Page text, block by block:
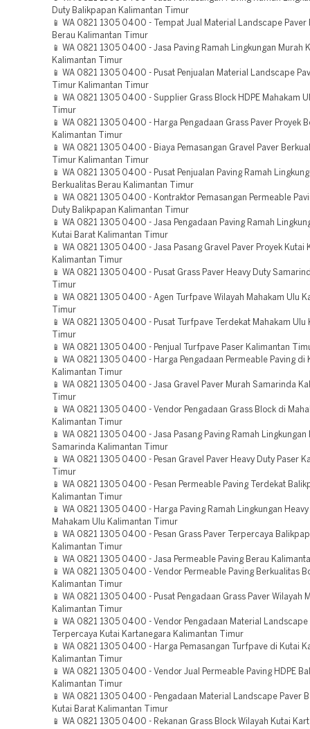
Duty Balikpapan Kalimantan Timur
📱 WA 0821 1305 0400 - Tempat Jual Material Landscape Paver
Berau Kalimantan Timur
📱 WA 0821 1305 0400 - Jasa Paving Ramah Lingkungan Murah
Kalimantan Timur
📱 WA 0821 1305 0400 - Pusat Penjualan Material Landscape
Timur Kalimantan Timur
📱 WA 0821 1305 0400 - Supplier Grass Block HDPE Mahakam
Timur
📱 WA 0821 1305 0400 - Harga Pengadaan Grass Paver Proyek
Kalimantan Timur
📱 WA 0821 1305 0400 - Biaya Pemasangan Gravel Paver
Timur Kalimantan Timur
📱 WA 0821 1305 0400 - Pusat Penjualan Paving Ramah
Berkualitas Berau Kalimantan Timur
📱 WA 0821 1305 0400 - Kontraktor Pemasangan Permeable
Duty Balikpapan Kalimantan Timur
📱 WA 0821 1305 0400 - Jasa Pengadaan Paving Ramah
Kutai Barat Kalimantan Timur
📱 WA 0821 1305 0400 - Jasa Pasang Gravel Paver Proyek Kutai
Kalimantan Timur
📱 WA 0821 1305 0400 - Pusat Grass Paver Heavy Duty
Timur
📱 WA 0821 1305 0400 - Agen Turfpave Wilayah Mahakam Ulu
Timur
📱 WA 0821 1305 0400 - Pusat Turfpave Terdekat Mahakam Ulu
Timur
📱 WA 0821 1305 0400 - Penjual Turfpave Paser Kalimantan
📱 WA 0821 1305 0400 - Harga Pengadaan Permeable Paving di
Kalimantan Timur
📱 WA 0821 1305 0400 - Jasa Gravel Paver Murah Samarinda
Timur
📱 WA 0821 1305 0400 - Vendor Pengadaan Grass Block di
Kalimantan Timur
📱 WA 0821 1305 0400 - Jasa Pasang Paving Ramah Lingkungan
Samarinda Kalimantan Timur
📱 WA 0821 1305 0400 - Pesan Gravel Paver Heavy Duty Paser
Timur
📱 WA 0821 1305 0400 - Pesan Permeable Paving Terdekat
Kalimantan Timur
📱 WA 0821 1305 0400 - Harga Paving Ramah Lingkungan Heavy
Mahakam Ulu Kalimantan Timur
📱 WA 0821 1305 0400 - Pesan Grass Paver Terpercaya
Kalimantan Timur
📱 WA 0821 1305 0400 - Jasa Permeable Paving Berau
📱 WA 0821 1305 0400 - Vendor Permeable Paving Berkualitas
Kalimantan Timur
📱 WA 0821 1305 0400 - Pusat Pengadaan Grass Paver Wilayah
Kalimantan Timur
📱 WA 0821 1305 0400 - Vendor Pengadaan Material Landscape
Terpercaya Kutai Kartanegara Kalimantan Timur
📱 WA 0821 1305 0400 - Harga Pemasangan Turfpave di Kutai
Kalimantan Timur
📱 WA 0821 1305 0400 - Vendor Jual Permeable Paving HDPE
Kalimantan Timur
📱 WA 0821 1305 0400 - Pengadaan Material Landscape Paver
Kutai Barat Kalimantan Timur
📱 WA 0821 1305 0400 - Rekanan Grass Block Wilayah Kutai